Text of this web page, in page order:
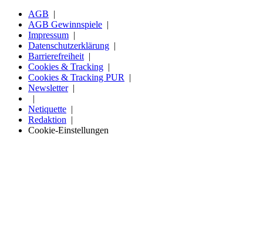
AGB
AGB Gewinnspiele
Impressum
Datenschutzerklärung
Barrierefreiheit
Cookies & Tracking
Cookies & Tracking PUR
Newsletter
Netiquette
Redaktion
Cookie-Einstellungen